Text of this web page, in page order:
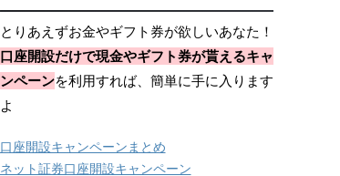
とりあえずお金やギフト券が欲しいあなた！
口座開設だけで現金やギフト券が貰えるキャ
ンペーンを利用すれば、簡単に手に入ります
よ
口座開設キャンペーンまとめ
ネット証券口座開設キャンペーン